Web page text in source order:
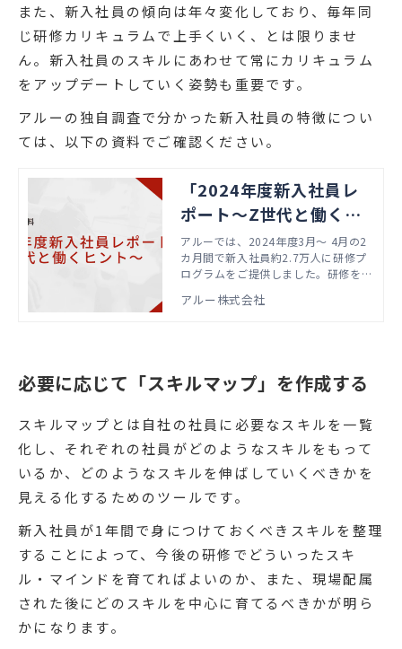
また、新入社員の傾向は年々変化しており、毎年同
じ研修カリキュラムで上手くいく、とは限りませ
ん。新入社員のスキルにあわせて常にカリキュラム
をアップデートしていく姿勢も重要です。
アルーの独自調査で分かった新入社員の特徴につい
ては、以下の資料でご確認ください。
「2024年度新入社員レ
ポート～Z世代と働くヒ
ント～」ダウンロード
アルーでは、2024年度3月～ 4月の2
カ月間で新入社員約2.7万人に研修プ
ログラムをご提供しました。研修を通
の傾向をまとめた資料をダウンロード
アルー株式会社
必要に応じて「スキルマップ」を作成する
スキルマップとは自社の社員に必要なスキルを一覧
化し、それぞれの社員がどのようなスキルをもって
いるか、どのようなスキルを伸ばしていくべきかを
見える化するためのツールです。
新入社員が1年間で身につけておくべきスキルを整理
することによって、今後の研修でどういったスキ
ル・マインドを育てればよいのか、また、現場配属
された後にどのスキルを中心に育てるべきかが明ら
かになります。